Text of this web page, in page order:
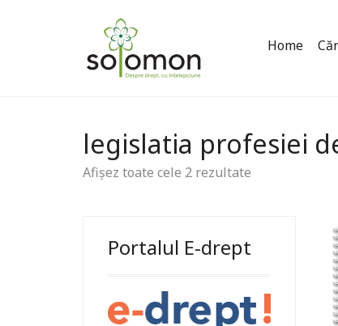
Home
legislatia profesiei
Afișez toate cele 2 rezultate
Portalul E-drept